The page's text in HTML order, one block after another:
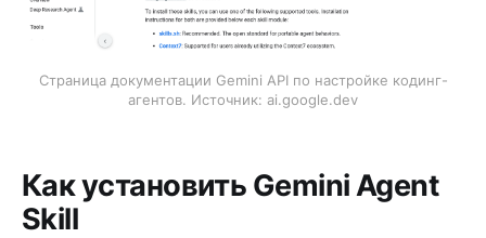
Страница документации Gemini API по настройке кодинг-
агентов. Источник: ai.google.dev
Как установить Gemini Agent
Skill